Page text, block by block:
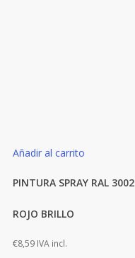
Añadir al carrito
PINTURA SPRAY RAL 3002
ROJO BRILLO
€8,59 IVA incl.